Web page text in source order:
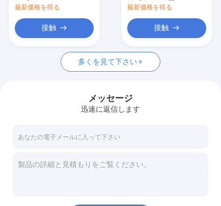
ニュース
引金 を 求め て ください
引き下げられるアレンジング・ハードウェア
引き下げられる窓の天幕
引き下げられる屋根の天幕
最新価格を得る
接触
最新価格を得る
接触
多くを見て下さい
メッセージ
迅速に返信します